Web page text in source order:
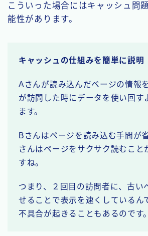
こういった場合にはキャッシュ問
能性があります。
キャッシュの仕組みを簡単に説明
Aさんが読み込んだページの情報
が訪問した時にデータを使い回す
ます。
Bさんはページを読み込む手間が
さんはページをサクサク読むこと
すね。
つまり、２回目の訪問者に、古い
せることで表示を速くしているん
不具合が起きることもあるのです。